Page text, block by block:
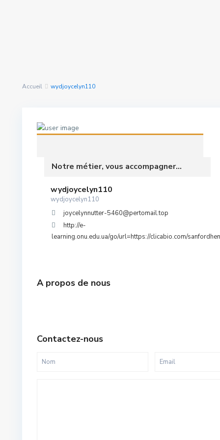
Accueil wydjoycelyn110
Notre métier, vous accompagner...
wydjoycelyn110
wydjoycelyn110
joycelynnutter-5460@pertomail.top
http://e-
learning.onu.edu.ua/go/url=https://clicabio.com/sanfordhen
A propos de nous
Contactez-nous